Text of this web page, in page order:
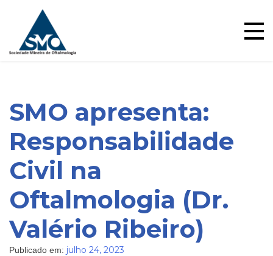
content
Blog
SMO apresenta:
Responsabilidade
Civil na
Oftalmologia (Dr.
Valério Ribeiro)
Publicado em: julho 24, 2023